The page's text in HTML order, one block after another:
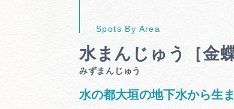
水まんじゅう［金
みずまんじゅう
水の都大垣の地下水から生